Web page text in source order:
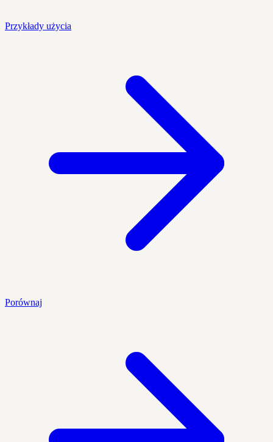
Przykłady użycia
Porównaj